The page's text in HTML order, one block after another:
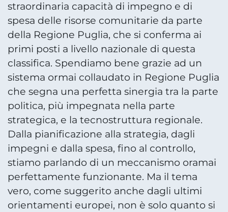
straordinaria capacità di impegno e di
spesa delle risorse comunitarie da parte
della Regione Puglia, che si conferma ai
primi posti a livello nazionale di questa
classifica. Spendiamo bene grazie ad un
sistema ormai collaudato in Regione Puglia
che segna una perfetta sinergia tra la parte
politica, più impegnata nella parte
strategica, e la tecnostruttura regionale.
Dalla pianificazione alla strategia, dagli
impegni e dalla spesa, fino al controllo,
stiamo parlando di un meccanismo oramai
perfettamente funzionante. Ma il tema
vero, come suggerito anche dagli ultimi
orientamenti europei, non è solo quanto si